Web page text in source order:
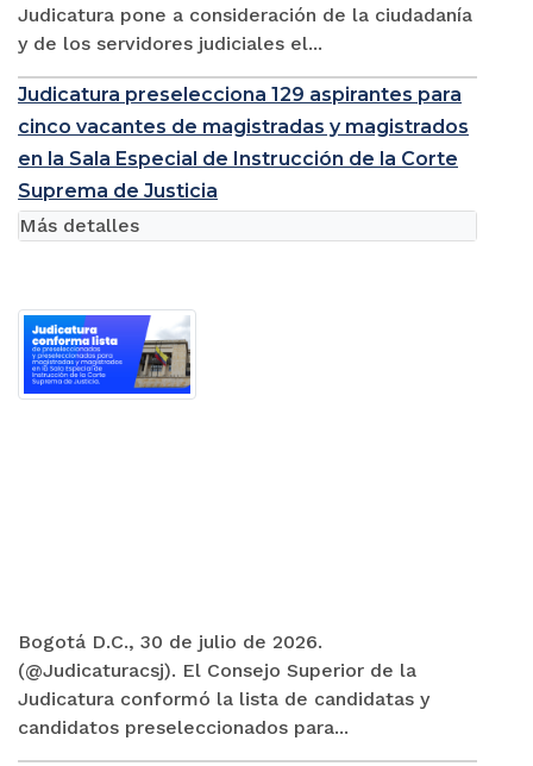
Judicatura pone a consideración de la ciudadanía
y de los servidores judiciales el...
Judicatura preselecciona 129 aspirantes para
cinco vacantes de magistradas y magistrados
en la Sala Especial de Instrucción de la Corte
Suprema de Justicia
Bogotá D.C., 30 de julio de 2026.
(@Judicaturacsj). El Consejo Superior de la
Judicatura conformó la lista de candidatas y
candidatos preseleccionados para...
Más detalles